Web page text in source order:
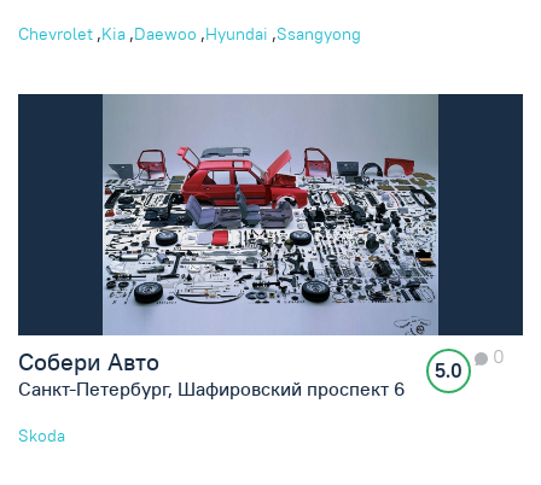
Chevrolet ,Kia ,Daewoo ,Hyundai ,Ssangyong
Собери Авто
Санкт-Петербург, Шафировский проспект 6
5.0
0
Skoda